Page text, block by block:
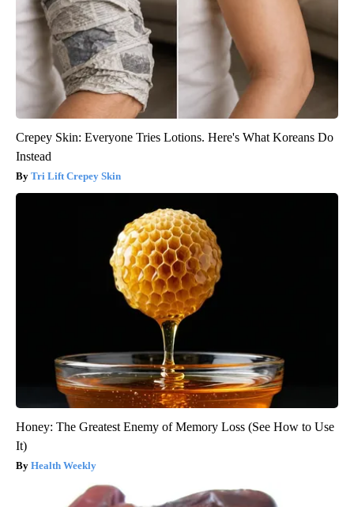
Crepey Skin: Everyone Tries Lotions. Here's What Koreans Do
Instead
Tri Lift Crepey Skin
Honey: The Greatest Enemy of Memory Loss (See How to Use
It)
Health Weekly